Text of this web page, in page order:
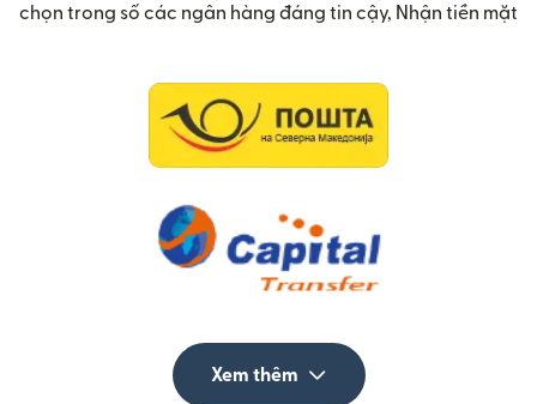
chọn trong số các ngân hàng đáng tin cậy, Nhận tiền mặt
Xem thêm